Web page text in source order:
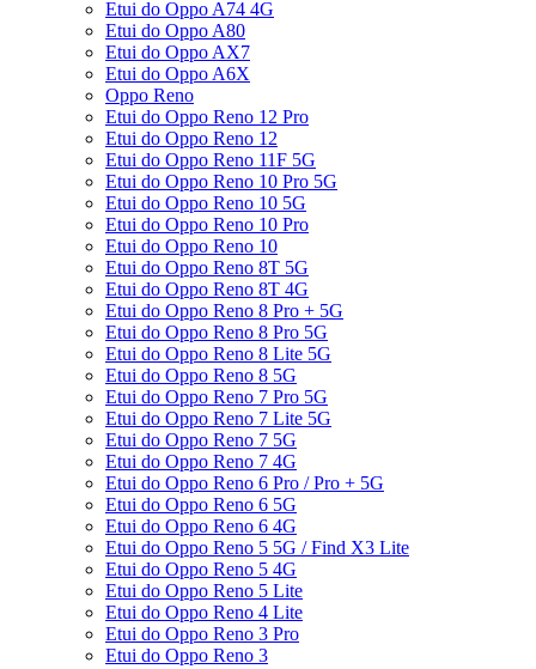
Etui do Oppo A74 4G
Etui do Oppo A80
Etui do Oppo AX7
Etui do Oppo A6X
Oppo Reno
Etui do Oppo Reno 12 Pro
Etui do Oppo Reno 12
Etui do Oppo Reno 11F 5G
Etui do Oppo Reno 10 Pro 5G
Etui do Oppo Reno 10 5G
Etui do Oppo Reno 10 Pro
Etui do Oppo Reno 10
Etui do Oppo Reno 8T 5G
Etui do Oppo Reno 8T 4G
Etui do Oppo Reno 8 Pro + 5G
Etui do Oppo Reno 8 Pro 5G
Etui do Oppo Reno 8 Lite 5G
Etui do Oppo Reno 8 5G
Etui do Oppo Reno 7 Pro 5G
Etui do Oppo Reno 7 Lite 5G
Etui do Oppo Reno 7 5G
Etui do Oppo Reno 7 4G
Etui do Oppo Reno 6 Pro / Pro + 5G
Etui do Oppo Reno 6 5G
Etui do Oppo Reno 6 4G
Etui do Oppo Reno 5 5G / Find X3 Lite
Etui do Oppo Reno 5 4G
Etui do Oppo Reno 5 Lite
Etui do Oppo Reno 4 Lite
Etui do Oppo Reno 3 Pro
Etui do Oppo Reno 3